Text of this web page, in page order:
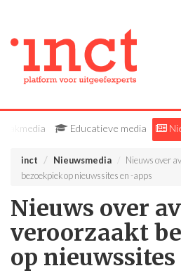
Vakmedia Educatieve media
inct Nieuwsmedia
Nieuws over
bezoekpiek op nieuwssites en -apps
Nieuws over
veroorzaakt
op